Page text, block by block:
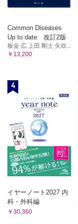
Common Diseases
Up to date 改訂2版
板金 広 上田 剛士 矢吹...
￥13,200
4
イヤーノート2027 内
科・外科編
￥30,360